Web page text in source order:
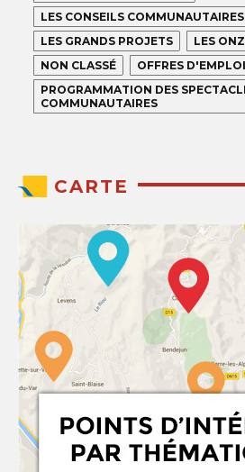
LES CONSEILS COMMUNAUTAIRES
LES GRANDS PROJETS
LES
NON CLASSÉ
OFFRES D'EMPLOI
PROGRAMMATION DES
COMMUNAUTAIRES
CARTE